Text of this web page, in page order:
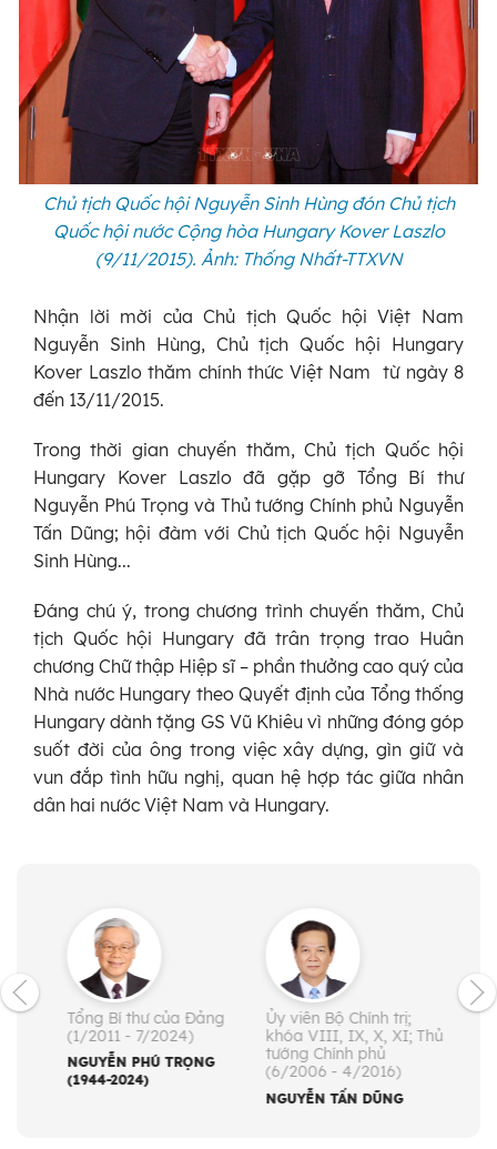
Chủ tịch Quốc hội Nguyễn Sinh Hùng đón Chủ tịch
Quốc hội nước Cộng hòa Hungary Kover Laszlo
(9/11/2015). Ảnh: Thống Nhất-TTXVN
Nhận lời mời của Chủ tịch Quốc hội Việt Nam
Nguyễn Sinh Hùng, Chủ tịch Quốc hội Hungary
Kover Laszlo thăm chính thức Việt Nam từ ngày 8
đến 13/11/2015.
Trong thời gian chuyến thăm, Chủ tịch Quốc hội
Hungary Kover Laszlo đã gặp gỡ Tổng Bí thư
Nguyễn Phú Trọng và Thủ tướng Chính phủ Nguyễn
Tấn Dũng; hội đàm với Chủ tịch Quốc hội Nguyễn
Sinh Hùng...
Đáng chú ý, trong chương trình chuyến thăm, Chủ
tịch Quốc hội Hungary đã trân trọng trao Huân
chương Chữ thập Hiệp sĩ – phần thưởng cao quý của
Nhà nước Hungary theo Quyết định của Tổng thống
Hungary dành tặng GS Vũ Khiêu vì những đóng góp
suốt đời của ông trong việc xây dựng, gìn giữ và
vun đắp tình hữu nghị, quan hệ hợp tác giữa nhân
dân hai nước Việt Nam và Hungary.
Tổng Bí thư của Đảng
(1/2011 - 7/2024)
NGUYỄN PHÚ TRỌNG
(1944-2024)
Ủy viên Bộ Chính trị;
khóa VIII, IX, X, XI; Thủ
tướng Chính phủ
(6/2006 - 4/2016)
NGUYỄN TẤN DŨNG
Ủy